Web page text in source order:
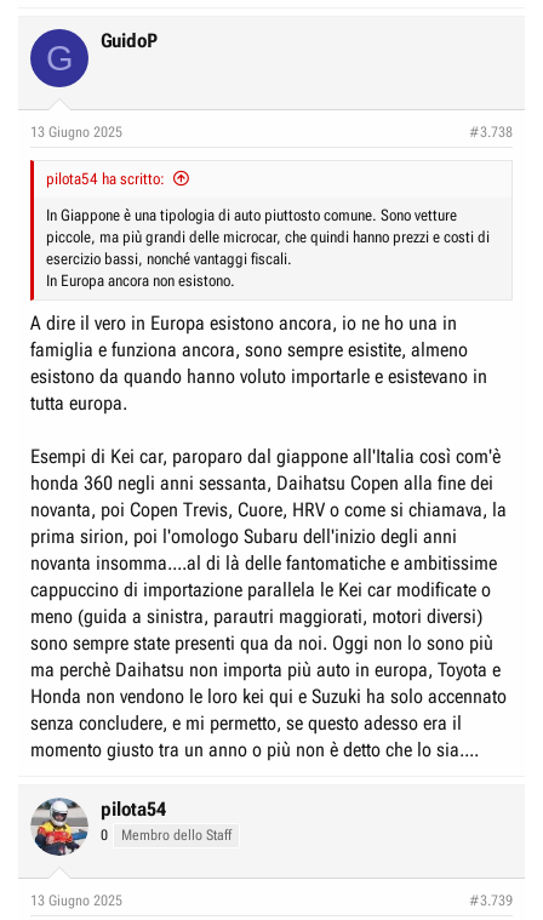
G GuidoP
13 Giugno 2025 #3.738
pilota54 ha scritto:
In Giappone è una tipologia di auto piuttosto comune. Sono vetture
piccole, ma più grandi delle microcar, che quindi hanno prezzi e costi di
esercizio bassi, nonché vantaggi fiscali.
In Europa ancora non esistono.
A dire il vero in Europa esistono ancora, io ne ho una in
famiglia e funziona ancora, sono sempre esistite, almeno
esistono da quando hanno voluto importarle e esistevano in
tutta europa.
Esempi di Kei car, paroparo dal giappone all'Italia così com'è
honda 360 negli anni sessanta, Daihatsu Copen alla fine dei
novanta, poi Copen Trevis, Cuore, HRV o come si chiamava, la
prima sirion, poi l'omologo Subaru dell'inizio degli anni
novanta insomma....al di là delle fantomatiche e ambitissime
cappuccino di importazione parallela le Kei car modificate o
meno (guida a sinistra, parautri maggiorati, motori diversi)
sono sempre state presenti qua da noi. Oggi non lo sono più
ma perchè Daihatsu non importa più auto in europa, Toyota e
Honda non vendono le loro kei qui e Suzuki ha solo accennato
senza concludere, e mi permetto, se questo adesso era il
momento giusto tra un anno o più non è detto che lo sia....
pilota54
0 Membro dello Staff
13 Giugno 2025 #3.739